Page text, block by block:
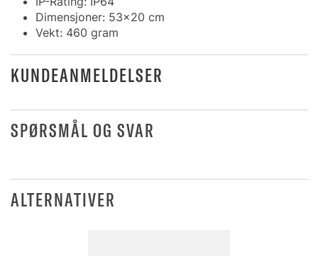
Dimensjoner: 53x20 cm
Vekt: 460 gram
KUNDEANMELDELSER
SPØRSMÅL OG SVAR
ALTERNATIVER